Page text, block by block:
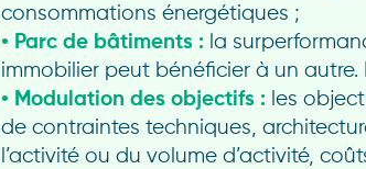
consommations énergétiques ;
• Parc de bâtiments : la
immobilier peut bénéficier à un
• Modulation des objectifs : les
de contraintes techniques,
l’activité ou du volume d’activité,